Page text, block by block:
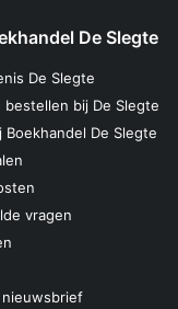
De Slegte
De Slegte
bestellen bij De Slegte
Boekhandel De Slegte
vragen
nieuwsbrief